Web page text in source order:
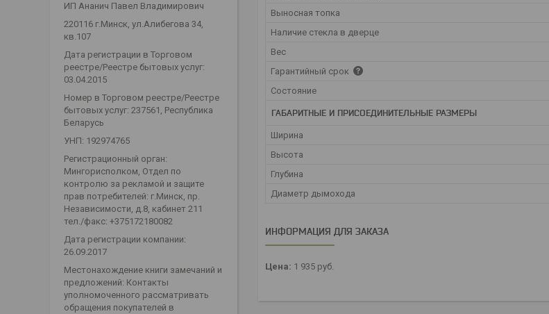
Выносная топка
Наличие стекла в дверце
Вес
Гарантийный срок
Состояние
ГАБАРИТНЫЕ И ПРИСОЕДИНИТЕЛЬНЫЕ РАЗМЕРЫ
Ширина
Высота
Глубина
Диаметр дымохода
ИНФОРМАЦИЯ ДЛЯ ЗАКАЗА
Цена: 1 935 руб.
ИП Ананич Павел Владимирович
220116 г.Минск, ул.Алибегова 34,
кв.107
Дата регистрации в Торговом
реестре/Реестре бытовых услуг:
03.04.2015
Номер в Торговом реестре/Реестре
бытовых услуг: 237561, Республика
Беларусь
УНП: 192974765
Регистрационный орган:
Мингорисполком, Отдел по
контролю за рекламой и защите
прав потребителей: г.Минск, пр.
Независимости, д.8, кабинет 211
тел./факс: +375172180082
Дата регистрации компании:
26.09.2017
Местонахождение книги замечаний и
предложений: Контакты
уполномоченного рассматривать
обращения покупателей в